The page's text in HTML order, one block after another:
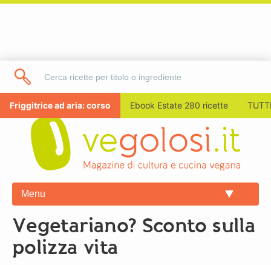
Friggitrice ad aria: corso Ebook Estate 280 ricette
Menu
Vegetariano? Sconto sulla
polizza vita